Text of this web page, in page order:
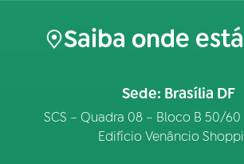
Saiba onde
Sede: Brasília DF
SCS – Quadra 08 – Bloco B 50/60
Edifício Venâncio